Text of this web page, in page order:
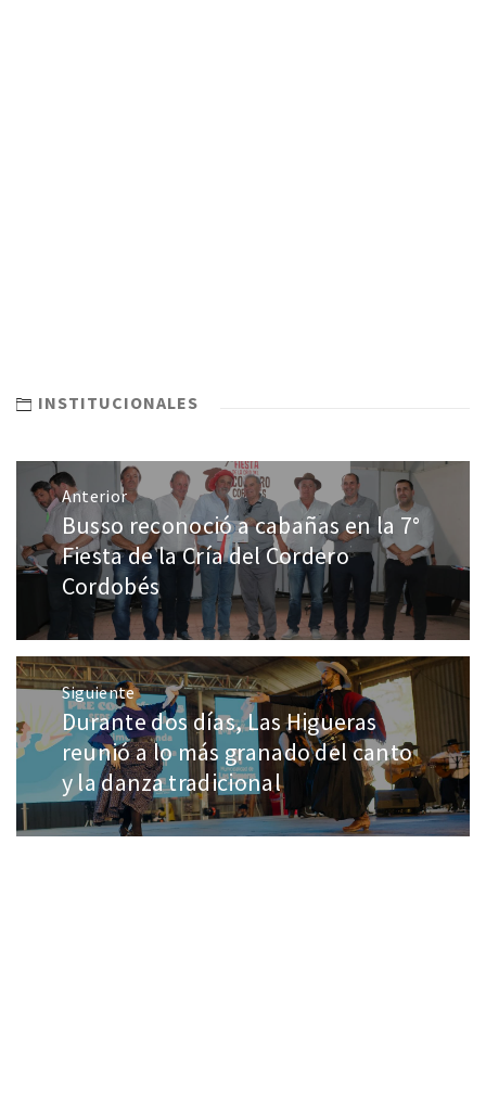
INSTITUCIONALES
Anterior
Busso reconoció a cabañas en la 7°
Fiesta de la Cría del Cordero
Cordobés
Siguiente
Durante dos días, Las Higueras
reunió a lo más granado del canto
y la danza tradicional